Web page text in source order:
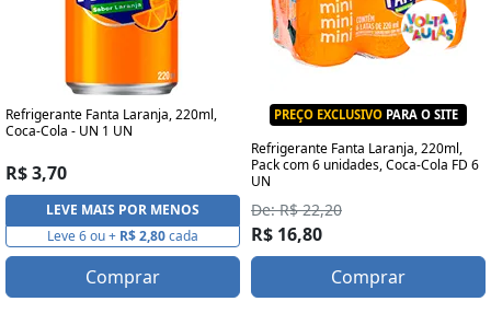
Refrigerante Fanta Laranja, 220ml,
Coca-Cola - UN 1 UN
R$ 3,70
LEVE MAIS POR MENOS
Leve 6 ou + R$ 2,80cada
Comprar
PREÇO EXCLUSIVO PARA O SITE
Refrigerante Fanta Laranja, 220ml,
Pack com 6 unidades, Coca-Cola FD 6
UN
De: R$ 22,20
R$ 16,80
Comprar